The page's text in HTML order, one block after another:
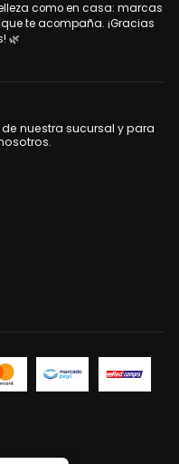
como en casa: marcas
te acompaña. ¡Gracias
🌿
nuestra sucursal y para